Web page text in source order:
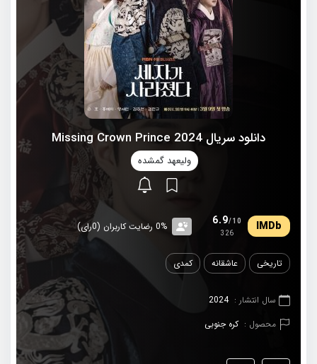
دانلود سریال 2024 Missing Crown Prince
ولیعهد گمشده
6.9/10
326
0% رضایت کاربران (0رای)
تاریخی عاشقانه کمدی
سال انتشار : 2024
محصول : کره جنوبی